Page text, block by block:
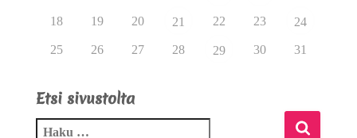
18 19 20 21 22 23 24
25 26 27 28 29 30 31
Etsi sivustolta